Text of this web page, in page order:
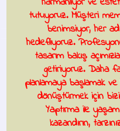
tutuyoruz. Müşteri
benimsiyor, her
hedefliyoruz.
tasarım bakış
getiriyoruz. Daha
planlamaya başlamak ve
dönüştürmek için
Yaptırmaile yaşam
kazandırın,